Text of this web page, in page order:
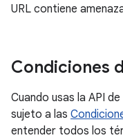
URL contiene
Condiciones
Cuando usas la API
sujeto a las
entender todos los